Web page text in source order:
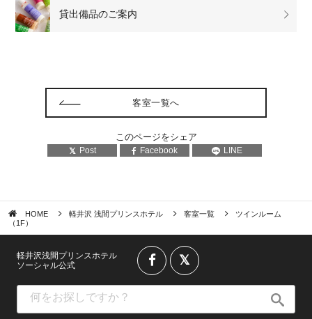
貸出備品のご案内
客室一覧へ
このページをシェア
Post Facebook LINE
HOME 軽井沢 浅間プリンスホテル 客室一覧
ツインルーム
（1F）
軽井沢浅間プリンスホテル
ソーシャル公式